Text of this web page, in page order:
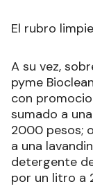
El rubro
A su vez,
pyme
con
sumado a
2000 pesos;
a una
detergente
por un litro a